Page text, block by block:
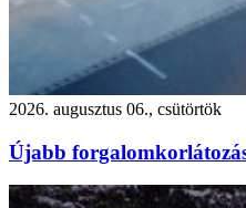
2026. augusztus 06., csütörtök
Újabb